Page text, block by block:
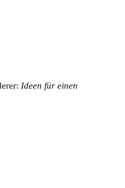
Ideen für einen